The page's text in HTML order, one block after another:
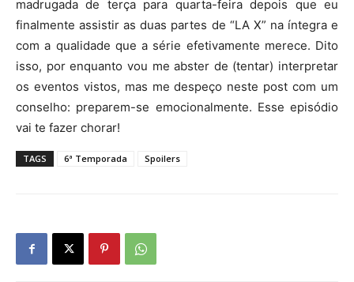
madrugada de terça para quarta-feira depois que eu
finalmente assistir as duas partes de “LA X” na íntegra e
com a qualidade que a série efetivamente merece. Dito
isso, por enquanto vou me abster de (tentar) interpretar
os eventos vistos, mas me despeço neste post com um
conselho: preparem-se emocionalmente. Esse episódio
vai te fazer chorar!
TAGS 6ª Temporada Spoilers